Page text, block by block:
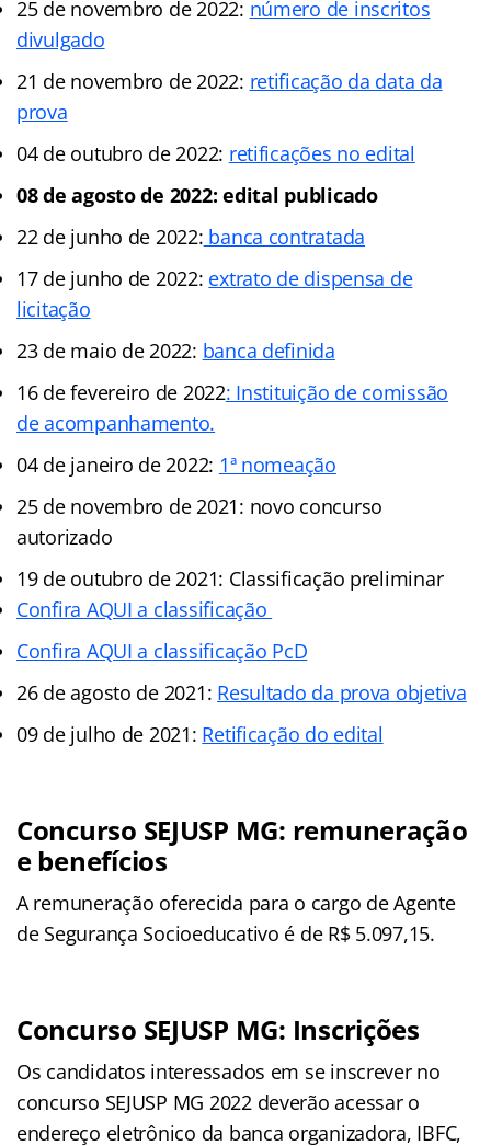
25 de novembro de 2022: número de inscritos
divulgado
21 de novembro de 2022: retificação da data da
prova
04 de outubro de 2022: retificações no edital
08 de agosto de 2022: edital publicado
22 de junho de 2022: banca contratada
17 de junho de 2022: extrato de dispensa de
licitação
23 de maio de 2022: banca definida
16 de fevereiro de 2022: Instituição de comissão
de acompanhamento.
04 de janeiro de 2022: 1ª nomeação
25 de novembro de 2021: novo concurso
autorizado
19 de outubro de 2021: Classificação preliminar
Confira AQUI a classificação
Confira AQUI a classificação PcD
26 de agosto de 2021: Resultado da prova objetiva
09 de julho de 2021: Retificação do edital
Concurso SEJUSP MG: remuneração
e benefícios
A remuneração oferecida para o cargo de Agente
de Segurança Socioeducativo é de R$ 5.097,15.
Concurso SEJUSP MG: Inscrições
Os candidatos interessados em se inscrever no
concurso SEJUSP MG 2022 deverão acessar o
endereço eletrônico da banca organizadora, IBFC,